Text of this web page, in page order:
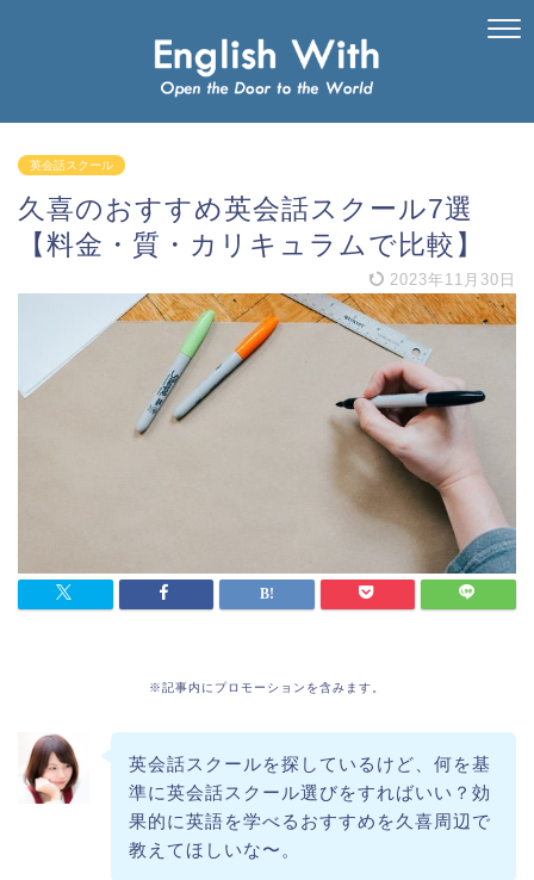
英会話スクール
久喜のおすすめ英会話スクール7選
【料金・質・カリキュラムで比較】
2023年11月30日
※記事内にプロモーションを含みます。
英会話スクールを探しているけど、何を基
準に英会話スクール選びをすればいい？効
果的に英語を学べるおすすめを久喜周辺で
教えてほしいな〜。